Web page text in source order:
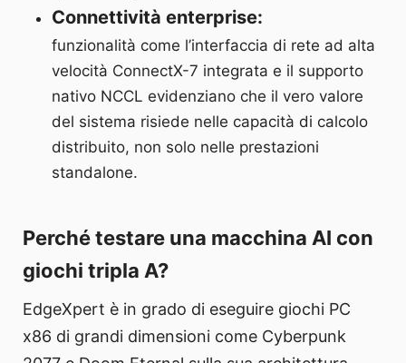
Connettività enterprise:
funzionalità come l’interfaccia di rete ad alta
velocità ConnectX-7 integrata e il supporto
nativo NCCL evidenziano che il vero valore
del sistema risiede nelle capacità di calcolo
distribuito, non solo nelle prestazioni
standalone.
Perché testare una macchina AI con
giochi tripla A?
EdgeXpert è in grado di eseguire giochi PC
x86 di grandi dimensioni come Cyberpunk